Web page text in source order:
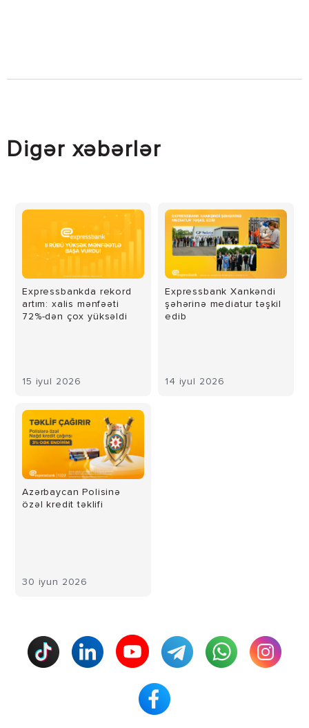
Digər xəbərlər
Expressbankda rekord
artım: xalis mənfəəti
72%-dən çox yüksəldi
15 iyul 2026
Expressbank Xankəndi
şəhərinə mediatur təşkil
edib
14 iyul 2026
Azərbaycan Polisinə
özəl kredit təklifi
30 iyun 2026